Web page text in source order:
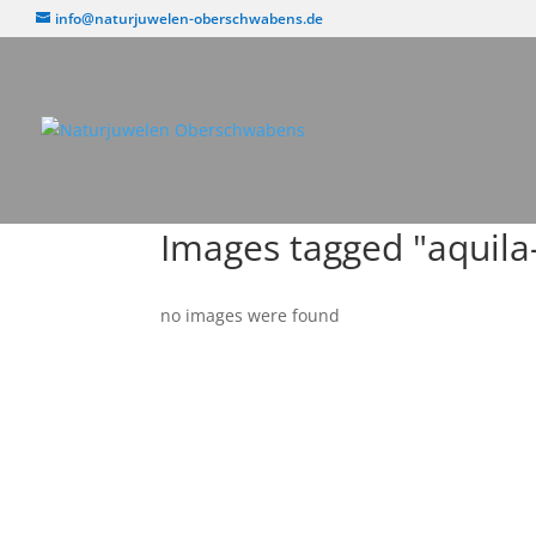
info@naturjuwelen-oberschwabens.de
Images tagged
no images were found